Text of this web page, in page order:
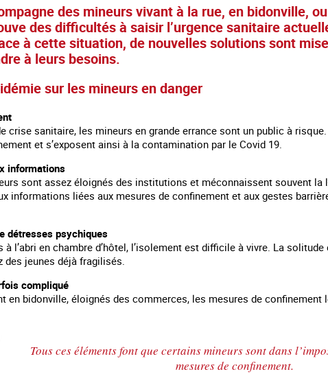
des Information aux personnes exilées.
des mineurs vivant à la rue, en bidonville,
des difficultés à saisir l’urgence sanitaire
à cette situation, de nouvelles solutions sont
à leurs besoins.
sur les mineurs en danger
crise sanitaire, les mineurs en grande errance sont un public à
et s’exposent ainsi à la contamination par le Covid 19.
informations
sont assez éloignés des institutions et méconnaissent souvent
informations liées aux mesures de confinement et aux gestes
détresses psychiques
l’abri en chambre d’hôtel, l’isolement est difficile à vivre. La
jeunes déjà fragilisés.
compliqué
en bidonville, éloignés des commerces, les mesures de
Tous ces éléments font que certains mineurs sont dans
mesures de confinement.